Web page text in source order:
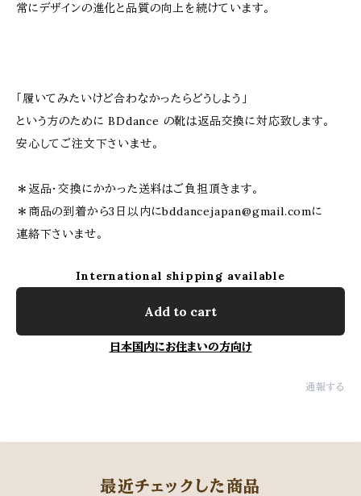
常にデザインの進化と品質の向上を続けています。
「履いてみたいけど合わなかったらどうしよう」
という方のために BDdance の靴は返品交換に対応致します。
安心してご注文下さいませ。
＊返品・交換にかかった送料はご負担頂きます。
＊商品の到着から3日以内にbddancejapan@gmail.comに
連絡下さいませ。
International shipping available
Add to cart
日本国内にお住まいの方向け
通報する
最近チェックした商品